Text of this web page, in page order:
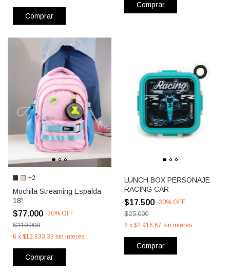
Comprar
Comprar
+2
Mochila Streaming Espalda
18"
$77.000 -30% OFF
$110.000
6 x $12.833,33 sin interés
Comprar
LUNCH BOX PERSONAJE
RACING CAR
$17.500 -30% OFF
$25.000
6 x $2.916,67 sin interés
Comprar